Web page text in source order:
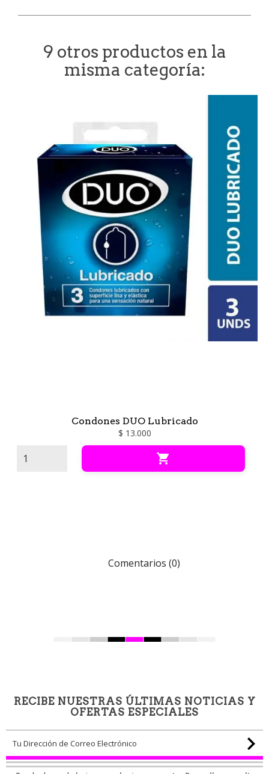
9 otros productos en la
misma categoría:
Condones DUO Lubricado
$ 13.000

Comentarios (0)
RECIBE NUESTRAS ÚLTIMAS NOTICIAS Y
OFERTAS ESPECIALES